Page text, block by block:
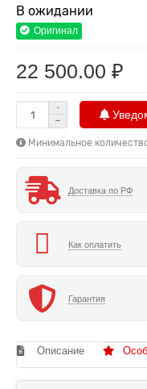
В ожидании
Оригинал
22 500.00 ₽
Минимальное
Доставка по РФ
Как оплатить
Гарантия
Описание